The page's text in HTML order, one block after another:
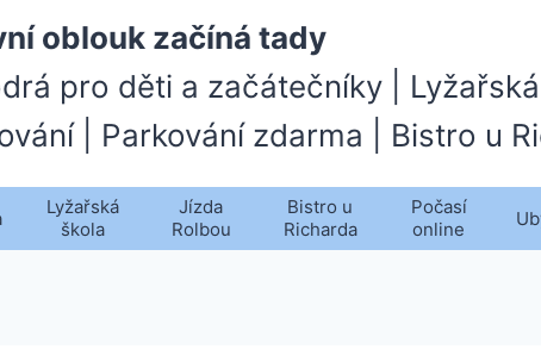
oblouk začíná tady
pro děti a začátečníky |
| Parkování zdarma | Bistro u
Lyžařská
škola
Jízda
Rolbou
Bistro u
Richarda
Počasí
online